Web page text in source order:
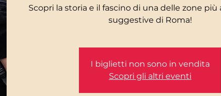
Scopri la storia e il fascino di una delle zone
I biglietti non sono in vendita
Scopri gli altri eventi